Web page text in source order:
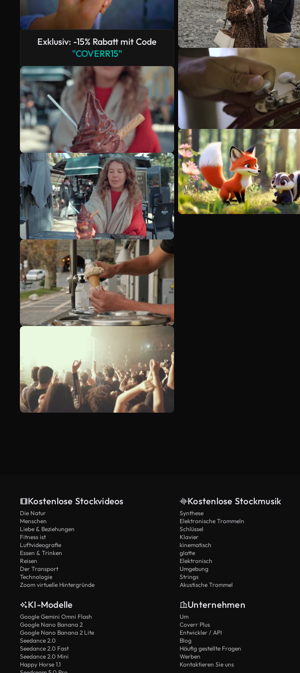
Exklusiv: -15% Rabatt mit Code
"COVERR15"
Kostenlose Stockvideos
Die Natur
Menschen
Liebe & Beziehungen
Fitness ist
Luftvideografie
Essen & Trinken
Reisen
Der Transport
Technologie
Zoom virtuelle Hintergründe
Kostenlose Stockmusik
Synthese
Elektronische Trommeln
Schlüssel
Klavier
kinematisch
glatte
Elektronisch
Umgebung
Strings
Akustische Trommel
KI-Modelle
Google Gemini Omni Flash
Google Nano Banana 2
Google Nano Banana 2 Lite
Seedance 2.0
Seedance 2.0 Fast
Seedance 2.0 Mini
Happy Horse 1.1
Unternehmen
Um
Coverr Plus
Entwickler / API
Blog
Häufig gestellte Fragen
Werben
Kontaktieren Sie uns